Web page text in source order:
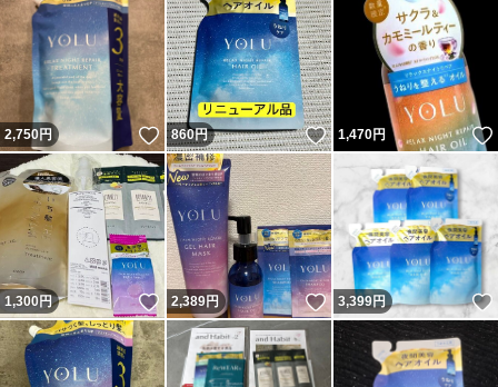
2,750円 いいね！
860円 いいね！
1,470円
1,300 円 いいね！
2,389円 いいね！
3,399円